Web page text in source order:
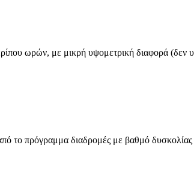
ωρών, με μικρή υψομετρική διαφορά (δεν
πρόγραμμα διαδρομές με βαθμό δυσκολίας